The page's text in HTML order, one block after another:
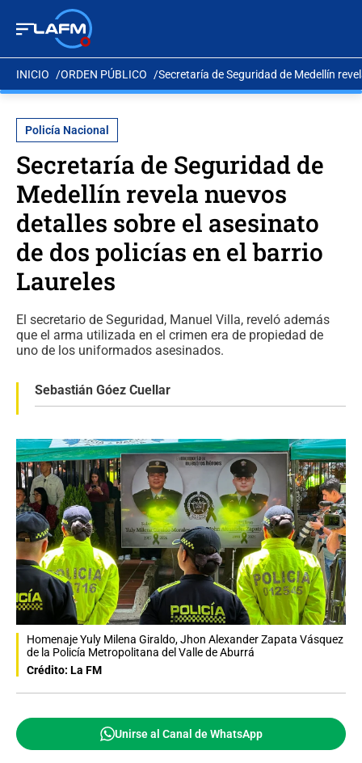
INICIO ORDEN PÚBLICO Secretaría de Seguridad de Medellín
Policía Nacional
Secretaría de Seguridad de
Medellín revela nuevos
detalles sobre el asesinato
de dos policías en el barrio
Laureles
El secretario de Seguridad, Manuel Villa, reveló además
que el arma utilizada en el crimen era de propiedad de
uno de los uniformados asesinados.
Sebastián Góez Cuellar
Homenaje Yuly Milena Giraldo, Jhon Alexander Zapata Vásquez
de la Policía Metropolitana del Valle de Aburrá
Crédito: La FM
Unirse al Canal de WhatsApp